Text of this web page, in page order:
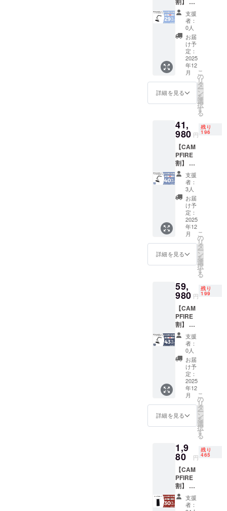
す。 ※
原材料
及び添
加物等
の食品
表示は
お届け
商品の
ラベル
に表記
されま
す。 商
届けの
リター
付され
たラベ
ルや注
意書き
をご確
認くだ
さい。
※ご注文
状況、
使用部
材の供
給状
造工程
上の都
荷時期
が遅れ
る場合
があり
ます。
※皆様の
支援に
より量
産効率
が向上
した場
合、正
規販売
価格が
販売予
より下
がる可
ます。
類似商
品が発
生する
可能性
があり
ます。
ご了承
リター
ン内
容：折
りたた
みス
キャ
ナー ×
１セッ
ト ・一
般販売
予定価
格：
34,980
ターン
はすべ
て税・
送料込
みの金
額にな
りま
す。 ※
原材料
及び添
加物等
の食品
表示は
お届け
商品の
ラベル
に表記
前には
必ずお
届けの
リター
ンに貼
付され
たラベ
ルや注
意書き
をご確
認くだ
さい。
※ご注文
状況、
使用部
材の供
給状
合等に
より出
が遅れ
る場合
があり
ます。
※皆様の
支援
者：
0人
お届
け予
定：
2025
年12
月
詳細を見る
こ
の
リ
タ
ー
ン
を
選
択
す
る
41,
980 円
残り
196
【CAM
PFIRE
割】 ・
リター
ン内
容：折
りたた
みス
キャ
ナー ×
２セッ
ト ・一
般販売
予定価
格：
69,960
ターン
はすべ
て税・
送料込
みの金
額にな
りま
す。 ※
原材料
及び添
加物等
の食品
表示は
お届け
商品の
ラベル
に表記
前には
必ずお
届けの
リター
ンに貼
付され
たラベ
ルや注
支援
者：
3人
お届
け予
定：
2025
年12
月
詳細を見る
こ
の
リ
タ
ー
ン
を
選
択
す
る
59,
980 円
残り
199
【CAM
PFIRE
割】 ・
リター
ン内
容：折
りたた
みス
キャ
ナー ×
３セッ
ト ・一
般販売
予定価
格：
104,940
ターン
はすべ
て税・
送料込
みの金
額にな
りま
す。 ※
支援
者：
0人
お届
け予
定：
2025
年12
月
詳細を見る
こ
の
リ
タ
ー
ン
を
選
択
す
る
1,9
80 円
残り
465
【CAM
PFIRE
割】 ・
リター
ン内支援
者：